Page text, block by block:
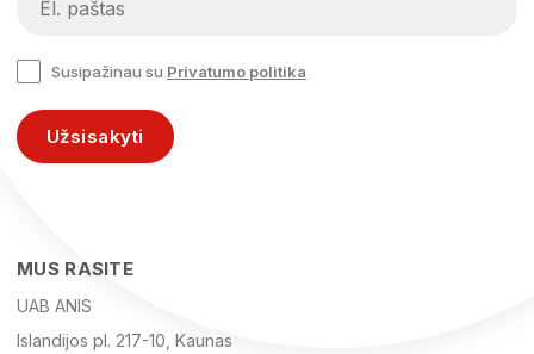
Susipažinau su Privatumo politika
Užsisakyti
MUS RASITE
UAB ANIS
Islandijos pl. 217-10, Kaunas